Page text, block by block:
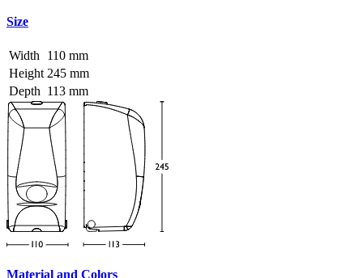
Size
Width 110 mm
Height 245 mm
Depth 113 mm
Material and Colors